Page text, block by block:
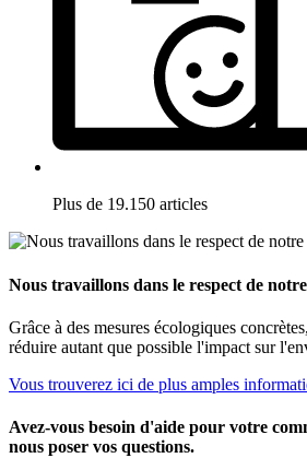
Plus de 19.150 articles
Nous travaillons dans le respect de
Grâce à des mesures écologiques
réduire autant que possible l'impact sur
Vous trouverez ici de plus amples
Avez-vous besoin d'aide pour votre
nous poser vos questions.